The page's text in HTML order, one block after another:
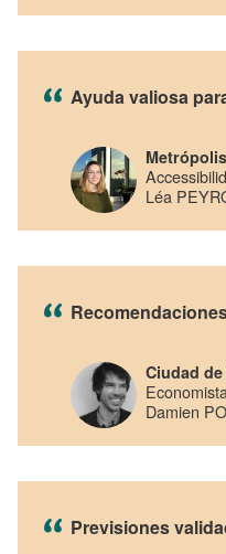
Ayuda valiosa
Léa
Ciudad
Damien
Previsiones